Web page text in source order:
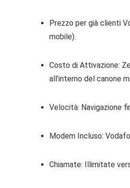
Prezzo per già clienti
mobile).
Costo di Attivazione:
all’interno del canone
Velocità: Navigazione
Modem Incluso:
Chiamate: Illimitate